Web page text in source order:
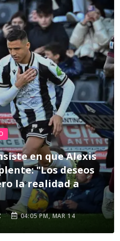
en que Alexis
"Los deseos
la realidad a
04:05 PM, MAR 14